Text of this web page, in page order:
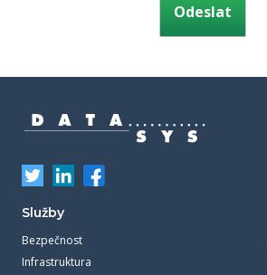
Služby
Bezpečnost
Infrastruktura